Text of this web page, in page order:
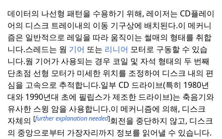
데이터의 나선형 패턴을 수용하기 위해, 레이저는 CD플레이
어의 디스크 트레이내의 이동 기구상에 배치된다.이 메커니
즘은 일반적으로 레일을 따라 움직이는 썰매의 형태를 취합
니다.스레드는 웜 기어 또는 리니어 모터로 구동할 수 있습
니다.웜 기어가 사용되는 경우 코일 및 자석 형태의 두 번째
단초점 선형 모터가 미세한 위치를 조정하여 디스크 내의 편
심을 고속으로 추적합니다.일부 CD 드라이브(특히 1980년
대와 1990년대 초에 필립스가 제조한 드라이브)는 축음기와
유사한 스윙 암을 사용합니다.이 메커니즘에 의해, 디스크
자체의 [further explanation needed]회전을 중단하지 않고, 디스크
의 중앙으로부터 가장자리까지 정보를 읽어낼 수 있습니다.